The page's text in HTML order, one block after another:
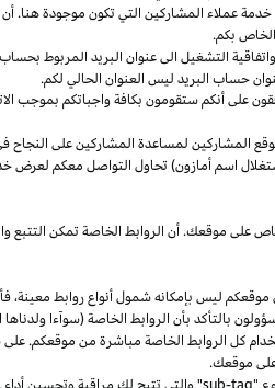
عملاء المشاركين التي تكون موجودة هنا.
بكم.
التشغيل الى عنوان البريد المربوط بحساب
حساب البريد ليس العنوان الحالي لكم.
على أنكم ستقومون بكافة واجباتكم بموجب
المشاركين لمساعدة المشاركين على النجاح
اسم أمازون) تحاول التواصل معكم لعرض
على موقعك. أن الروابط الخاصة تمكن
موقعكم ليس بإمكانه شمول أنواع روابط معينة،
بالتأكد بأن الروابط الخاصة (سوآءا
كل الروابط الخاصة مباشرة من موقعكم.
على موقعك.